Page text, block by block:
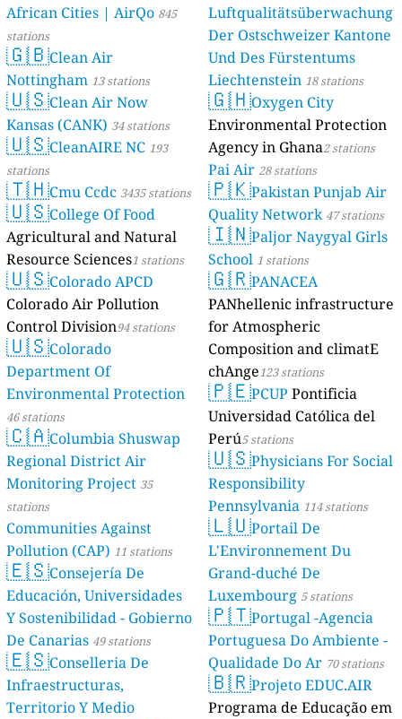
African Cities | AirQo 845
stations
🇬🇧Clean Air
Nottingham 13 stations
🇺🇸Clean Air Now
Kansas (CANK) 34 stations
🇺🇸CleanAIRE NC 193
stations
🇹🇭Cmu Ccdc 3435 stations
🇺🇸College Of Food
Agricultural and Natural
Resource Sciences1 stations
🇺🇸Colorado APCD
Colorado Air Pollution
Control Division94 stations
🇺🇸Colorado
Department Of
Environmental Protection
46 stations
🇨🇦Columbia Shuswap
Regional District Air
Monitoring Project 35
stations
Communities Against
Pollution (CAP) 11 stations
🇪🇸Consejería De
Educación, Universidades
Y Sostenibilidad - Gobierno
De Canarias 49 stations
🇪🇸Conselleria De
Infraestructuras,
Territorio Y Medio
Luftqualitätsüberwachung
Der Ostschweizer Kantone
Und Des Fürstentums
Liechtenstein 18 stations
🇬🇭Oxygen City
Environmental Protection
Agency in Ghana2 stations
Pai Air 28 stations
🇵🇰Pakistan Punjab Air
Quality Network 47 stations
🇮🇳Paljor Naygyal Girls
School 1 stations
🇬🇷PANACEA
PANhellenic infrastructure
for Atmospheric
Composition and climatE
chAnge123 stations
🇵🇪PCUP Pontificia
Universidad Católica del
Perú5 stations
🇺🇸Physicians For Social
Responsibility
Pennsylvania 114 stations
🇱🇺Portail De
L'Environnement Du
Grand-duché De
Luxembourg 5 stations
🇵🇹Portugal -Agencia
Portuguesa Do Ambiente -
Qualidade Do Ar 70 stations
🇧🇷Projeto EDUC.AIR
Programa de Educação em